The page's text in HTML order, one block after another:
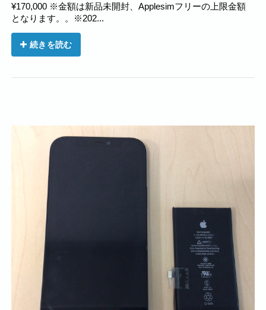
¥170,000 ※金額は新品未開封、Applesimフリーの上限金額
となります。。※202...
続きを読む